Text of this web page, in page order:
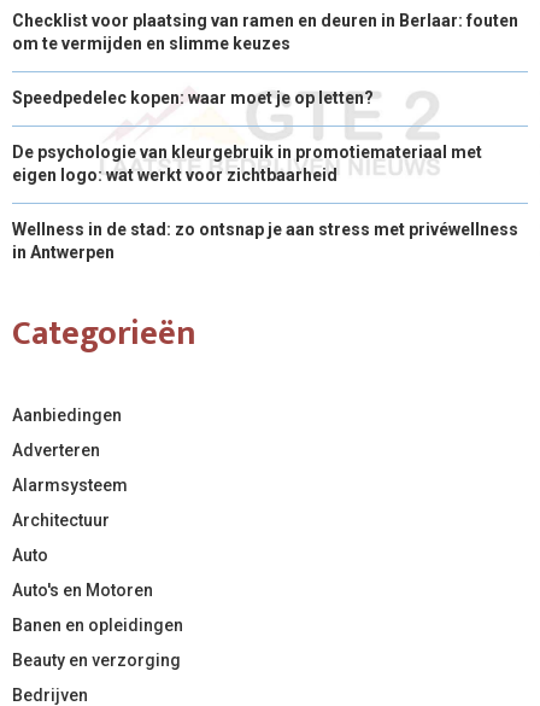
Checklist voor plaatsing van ramen en deuren in Berlaar: fouten
om te vermijden en slimme keuzes
Speedpedelec kopen: waar moet je op letten?
De psychologie van kleurgebruik in promotiemateriaal met
eigen logo: wat werkt voor zichtbaarheid
Wellness in de stad: zo ontsnap je aan stress met privéwellness
in Antwerpen
Categorieën
Aanbiedingen
Adverteren
Alarmsysteem
Architectuur
Auto
Auto's en Motoren
Banen en opleidingen
Beauty en verzorging
Bedrijven